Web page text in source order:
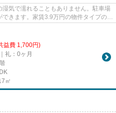
気で濡れることもありません。駐車場
きます。家賃3.9万円の物件タイプのお
益費 1,700円)
礼：0ヶ月
㎡